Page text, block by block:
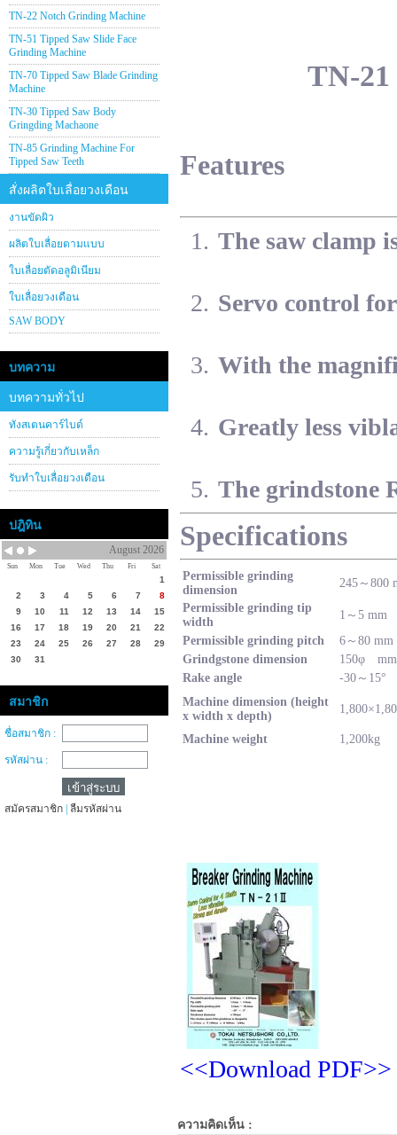
TN-22 Notch Grinding Machine
TN-51 Tipped Saw Slide Face
Grinding Machine
TN-70 Tipped Saw Blade Grinding
Machine
TN-30 Tipped Saw Body
Gringding Machaone
TN-85 Grinding Machine For
Tipped Saw Teeth
สั่งผลิตใบเลื่อยวงเดือน
งานขัดผิว
ผลิตใบเลื่อยตามแบบ
ใบเลื่อยตัดอลูมิเนียม
ใบเลื่อยวงเดือน
SAW BODY
บทความ
บทความทั่วไป
ทังสเตนคาร์ไบด์
ความรู้เกี่ยวกับเหล็ก
รับทำใบเลื่อยวงเดือน
ปฎิทิน
August 2026
Sun Mon Tue Wed Thu Fri Sat
1
2
3 4 5 6 7
8
9
10 11 12 13 14
15
16
17 18 19 20 21
22
23
24 25 26 27 28
29
30
31
สมาชิก
ชื่อสมาชิก :
รหัสผ่าน :
สมัครสมาชิก ลืมรหัสผ่าน
TN-
Features
The saw clamp
Servo control
With the
Greatly less
The grindstone
Specifications
Permissible grinding
dimension
245～800
Permissible grinding tip
width
1～5 mm
Permissible grinding pitch
6～80 mm
Grindgstone dimension
150φ mm
Rake angle
-30～15°
Machine dimension (height
x width x depth)
Machine weight 1,200kg
<<Download PDF>>
ความคิดเห็น :